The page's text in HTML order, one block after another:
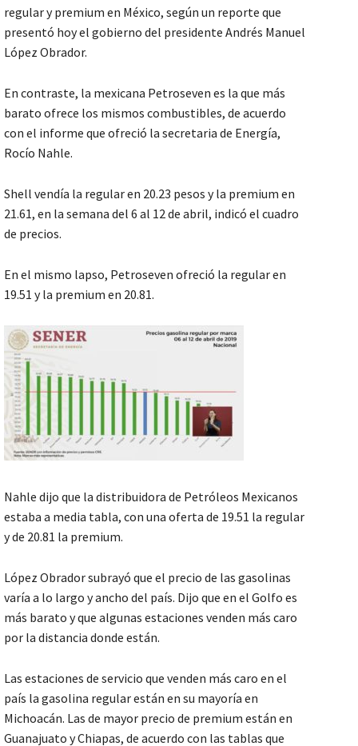
regular y premium en México, según un reporte que
presentó hoy el gobierno del presidente Andrés Manuel
López Obrador.
En contraste, la mexicana Petroseven es la que más
barato ofrece los mismos combustibles, de acuerdo
con el informe que ofreció la secretaria de Energía,
Rocío Nahle.
Shell vendía la regular en 20.23 pesos y la premium en
21.61, en la semana del 6 al 12 de abril, indicó el cuadro
de precios.
En el mismo lapso, Petroseven ofreció la regular en
19.51 y la premium en 20.81.
Nahle dijo que la distribuidora de Petróleos Mexicanos
estaba a media tabla, con una oferta de 19.51 la regular
y de 20.81 la premium.
López Obrador subrayó que el precio de las gasolinas
varía a lo largo y ancho del país. Dijo que en el Golfo es
más barato y que algunas estaciones venden más caro
por la distancia donde están.
Las estaciones de servicio que venden más caro en el
país la gasolina regular están en su mayoría en
Michoacán. Las de mayor precio de premium están en
Guanajuato y Chiapas, de acuerdo con las tablas que